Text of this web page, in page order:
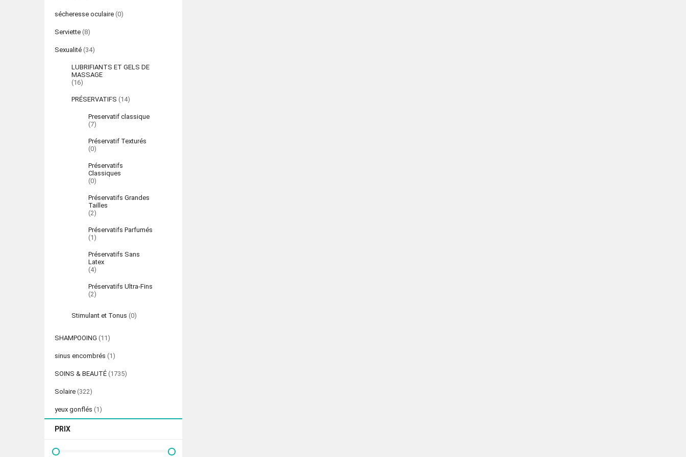
sécheresse oculaire (0)
Serviette (8)
Sexualité (34)
LUBRIFIANTS ET GELS DE
MASSAGE
(16)
PRÉSERVATIFS (14)
Preservatif classique
(7)
Préservatif Texturés
(0)
Préservatifs
Classiques
(0)
Préservatifs Grandes
Tailles
(2)
Préservatifs Parfumés
(1)
Préservatifs Sans
Latex
(4)
Préservatifs Ultra-Fins
(2)
Stimulant et Tonus (0)
SHAMPOOING (11)
sinus encombrés (1)
SOINS & BEAUTÉ (1735)
Solaire (322)
yeux gonflés (1)
PRIX